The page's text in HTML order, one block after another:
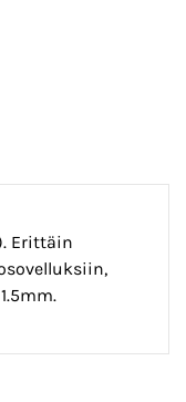
Erittäin